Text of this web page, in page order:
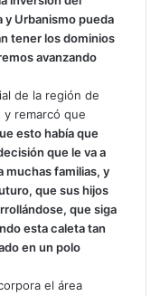
y Urbanismo pueda
tener los dominios
avanzando
de la región de
remarcó que
esto había que
que le va a
muchas familias, y
que sus hijos
que siga
esta caleta tan
en un polo
el área